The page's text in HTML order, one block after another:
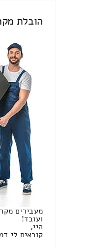
הובלת
מעבירים
ועובד!
היי,
קוראים לי